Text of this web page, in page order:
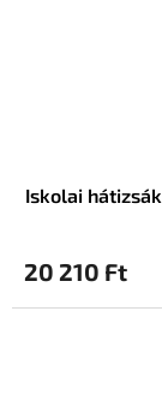
Iskolai
20 210 Ft